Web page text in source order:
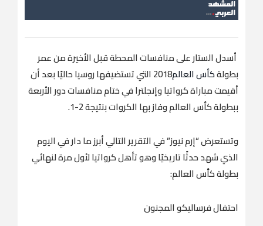
أسدل الستار على منافسات المحطة قبل الأخيرة من عمر
بطولةكأس العالم
2018 التي تستضيفها روسيا حاليًا بعد أن
أقيمت مباراة كرواتيا وإنجلترا في ختام منافسات دور الأربعة
ببطولة كأس العالم وفاز بها الكروات بنتيجة 2-1.
وتستعرض “إرم نيوز” في التقرير التالي أبرز ما دار في اليوم
الذي شهد حدثًا تاريخيًا وهو تأهل كرواتيا لأول مرة لنهائي
بطولة كأس العالم:
احتفال فرساليكو المجنون